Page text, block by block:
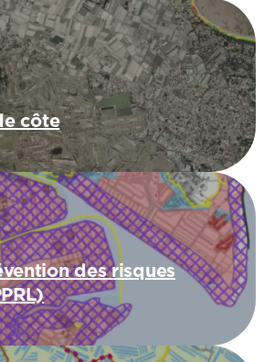
côte
des risques